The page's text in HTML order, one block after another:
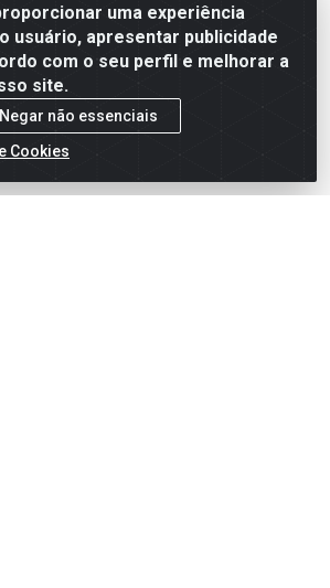
uma experiência
usuário, apresentar publicidade
com o seu perfil e melhorar a
site.
Negar não essenciais
Cookies
de Pagamento